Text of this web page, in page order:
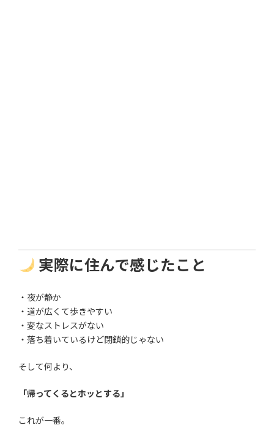
実際に住んで感じたこと
・夜が静か
・道が広くて歩きやすい
・変なストレスがない
・落ち着いているけど閉鎖的じゃない
そして何より、
「帰ってくるとホッとする」
これが一番。